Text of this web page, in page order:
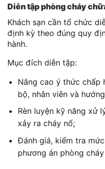
Diễn tập phòng cháy
Khách sạn cần tổ chức
định kỳ theo đúng quy
hành.
Mục đích diễn tập:
Nâng cao ý thức chấp
bộ, nhân viên và
Rèn luyện kỹ năng xử
xảy ra cháy nổ;
Đánh giá, kiểm tra
phương án phòng